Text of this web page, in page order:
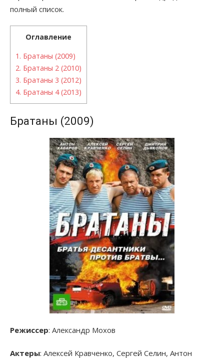
полный список.
Оглавление
1. Братаны (2009)
2. Братаны 2 (2010)
3. Братаны 3 (2012)
4. Братаны 4 (2013)
Братаны (2009)
Режиссер: Александр Мохов
Актеры: Алексей Кравченко, Сергей Селин, Антон